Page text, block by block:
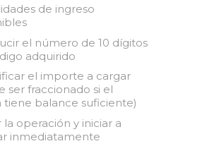
de ingreso
el número de 10 dígitos
adquirido
el importe a cargar
ser fraccionado si el
tiene balance suficiente)
la operación y iniciar a
inmediatamente